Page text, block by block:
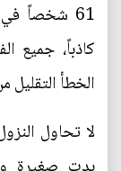
61 شخصاً
كاذباً، جميع
الخطأ
لا تحاول